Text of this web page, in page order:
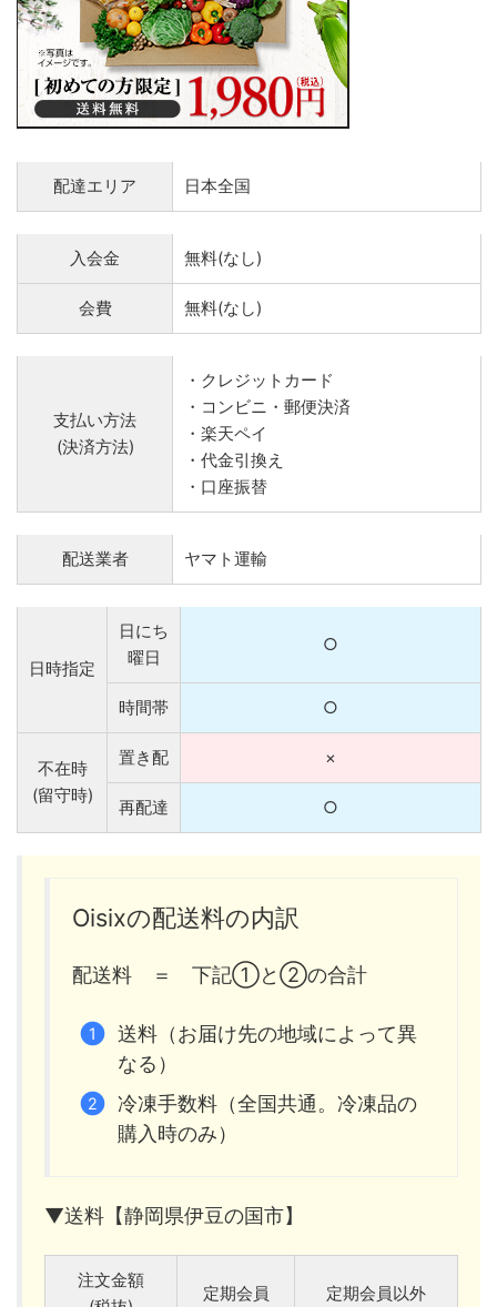
配達エリア 日本全国
入会金 無料(なし)
会費 無料(なし)
支払い方法
(決済方法)
・クレジットカード
・コンビニ・郵便決済
・楽天ペイ
・代金引換え
・口座振替
配送業者 ヤマト運輸
日時指定
日にち
曜日
○
時間帯 ○
不在時
(留守時)
置き配 ×
再配達 ○
Oisixの配送料の内訳
配送料 ＝ 下記①と②の合計
送料（お届け先の地域によって異
なる）
冷凍手数料（全国共通。冷凍品の
購入時のみ）
▼送料【静岡県伊豆の国市】
注文金額
定期会員 定期会員以外